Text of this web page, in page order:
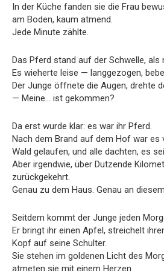
In der Küche fanden sie die Frau
am Boden, kaum atmend.
Jede Minute zählte.
Das Pferd stand auf der Schwelle, als
Es wieherte leise — langgezogen,
Der Junge öffnete die Augen, drehte
— Meine… ist gekommen?
Da erst wurde klar: es war ihr Pferd.
Nach dem Brand auf dem Hof war es
Wald gelaufen, und alle dachten, es
Aber irgendwie, über Dutzende
zurückgekehrt.
Genau zu dem Haus. Genau an
Seitdem kommt der Junge jeden
Er bringt ihr einen Apfel, streichelt
Kopf auf seine Schulter.
Sie stehen im goldenen Licht des
atmeten sie mit einem Herzen.